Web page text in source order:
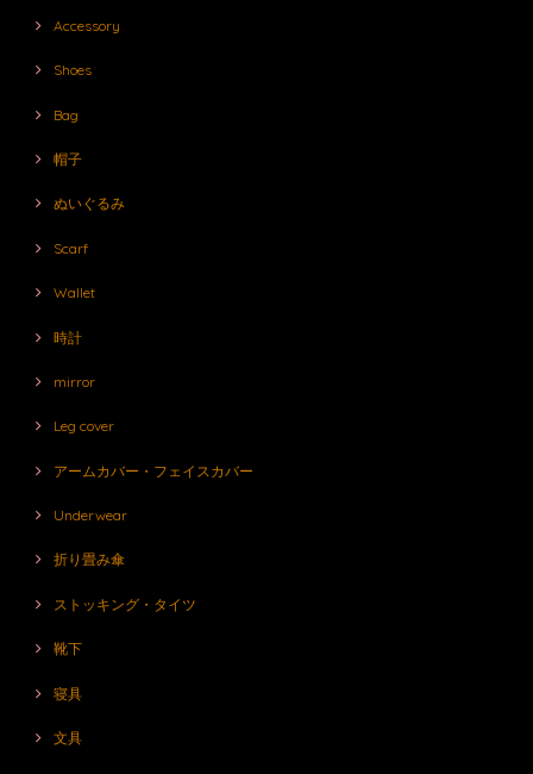
Accessory
Shoes
Bag
帽子
ぬいぐるみ
Scarf
Wallet
時計
mirror
Leg cover
アームカバー・フェイスカバー
Underwear
折り畳み傘
ストッキング・タイツ
靴下
寝具
文具